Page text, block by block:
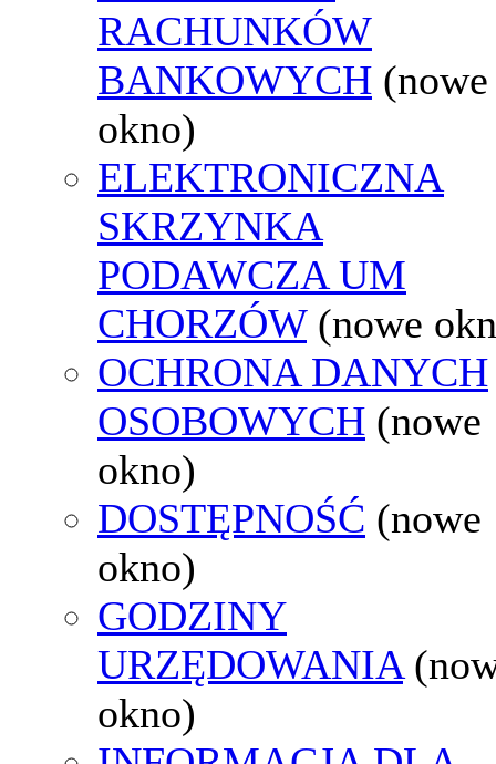
RACHUNKÓW
BANKOWYCH (nowe
okno)
ELEKTRONICZNA
SKRZYNKA
PODAWCZA UM
CHORZÓW (nowe
OCHRONA DANYCH
OSOBOWYCH (nowe
okno)
DOSTĘPNOŚĆ (nowe
okno)
GODZINY
URZĘDOWANIA
okno)